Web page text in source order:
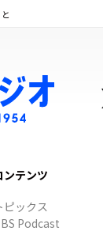
ンテンツ
ピックス
Podcast